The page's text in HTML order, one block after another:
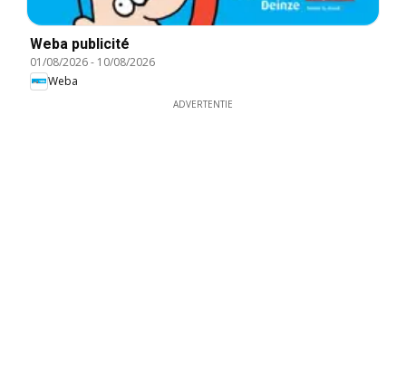
Weba publicité
01/08/2026- 10/08/2026
Weba
ADVERTENTIE